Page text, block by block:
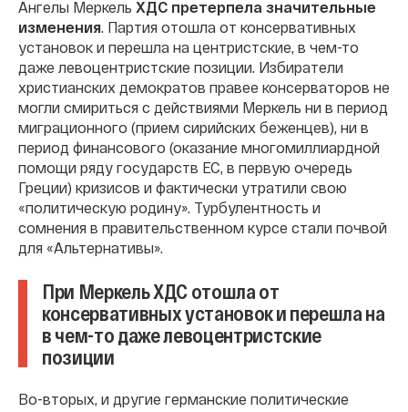
Ангелы Меркель ХДС претерпела значительные
изменения. Партия отошла от консервативных
установок и перешла на центристские, в чем-то
даже левоцентристские позиции. Избиратели
христианских демократов правее консерваторов не
могли смириться с действиями Меркель ни в период
миграционного (прием сирийских беженцев), ни в
период финансового (оказание многомиллиардной
помощи ряду государств ЕС, в первую очередь
Греции) кризисов и фактически утратили свою
«политическую родину». Турбулентность и
сомнения в правительственном курсе стали почвой
для «Альтернативы».
При Меркель ХДС отошла от
консервативных установок и перешла на
в чем-то даже левоцентристские
позиции
Во-вторых, и другие германские политические